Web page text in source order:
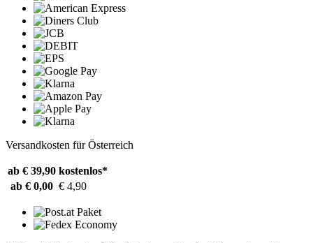
Versandkosten für Österreich
ab € 39,90 kostenlos*
ab € 0,00 € 4,90